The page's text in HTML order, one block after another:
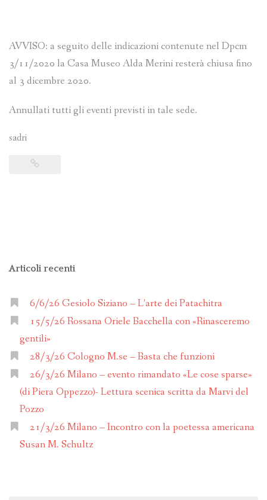
AVVISO: a seguito delle indicazioni contenute nel Dpcm
3/11/2020 la Casa Museo Alda Merini resterà chiusa fino
al 3 dicembre 2020.
Annullati tutti gli eventi previsti in tale sede.
sadri
Articoli recenti
6/6/26 Gesiolo Siziano – L’arte dei Patachitra
15/5/26 Rossana Oriele Bacchella con «Rinasceremo
gentili»
28/3/26 Cologno M.se – Basta che funzioni
26/3/26 Milano – evento rimandato «Le cose sparse»
(di Piera Oppezzo)- Lettura scenica scritta da Marvi del
Pozzo
21/3/26 Milano – Incontro con la poetessa americana
Susan M. Schultz